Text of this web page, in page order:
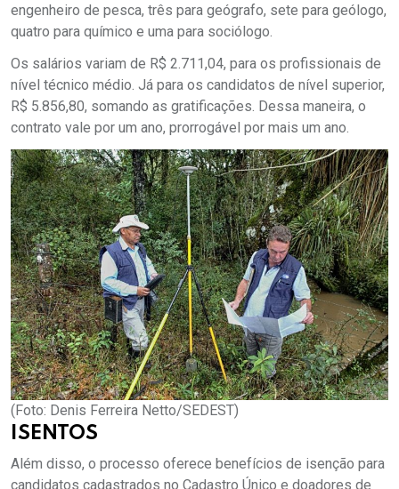
engenheiro de pesca, três para geógrafo, sete para geólogo,
quatro para químico e uma para sociólogo.
Os salários variam de R$ 2.711,04, para os profissionais de
nível técnico médio. Já para os candidatos de nível superior,
R$ 5.856,80, somando as gratificações. Dessa maneira, o
contrato vale por um ano, prorrogável por mais um ano.
(Foto: Denis Ferreira Netto/SEDEST)
ISENTOS
Além disso, o processo oferece benefícios de isenção para
candidatos cadastrados no Cadastro Único e doadores de